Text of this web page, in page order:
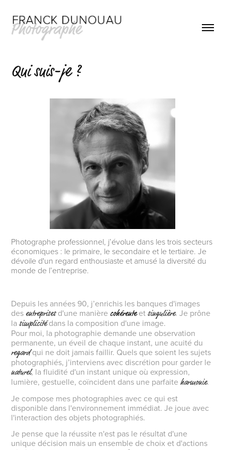
Qui suis-je ?
Photographe professionnel, j’évolue dans les trois secteurs
économiques : le primaire, le secondaire et le tertiaire. Je
dévoile d'un regard enthousiaste et amusé la diversité du
monde de l’entreprise.
Depuis les années 90, j’enrichis les banques d'images
des entreprisesd'une manièrecohérenteetsingulière. Je prône
lasimplicité dans la composition d'une image.
Pour moi, la photographie demande une observation
permanente, un éveil de chaque instant, une acuité du
regard qui ne doit jamais faillir. Quels que soient les sujets
photographiés, j’interviens avec discrétion pour garder le
naturel, la fluidité d'un instant unique où expression,
lumière, gestuelle, coïncident dans une parfaiteharmonie.
Je compose mes photographies avec ce qui est
disponible dans l'environnement immédiat. Je joue avec
l'interaction des objets photographiés.
Je pense que la réussite n'est pas le résultat d'une
unique décision mais un ensemble de choix et d'actions